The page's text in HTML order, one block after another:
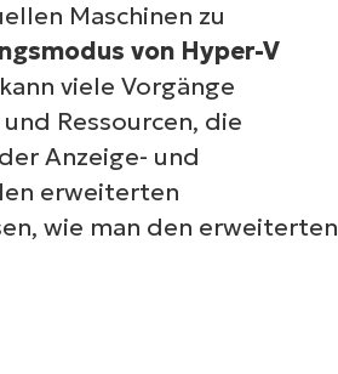
und deren
V
Maschinen zu
von Hyper-V
viele Vorgänge
Ressourcen, die
Anzeige- und
erweiterten
wie man den erweiterten